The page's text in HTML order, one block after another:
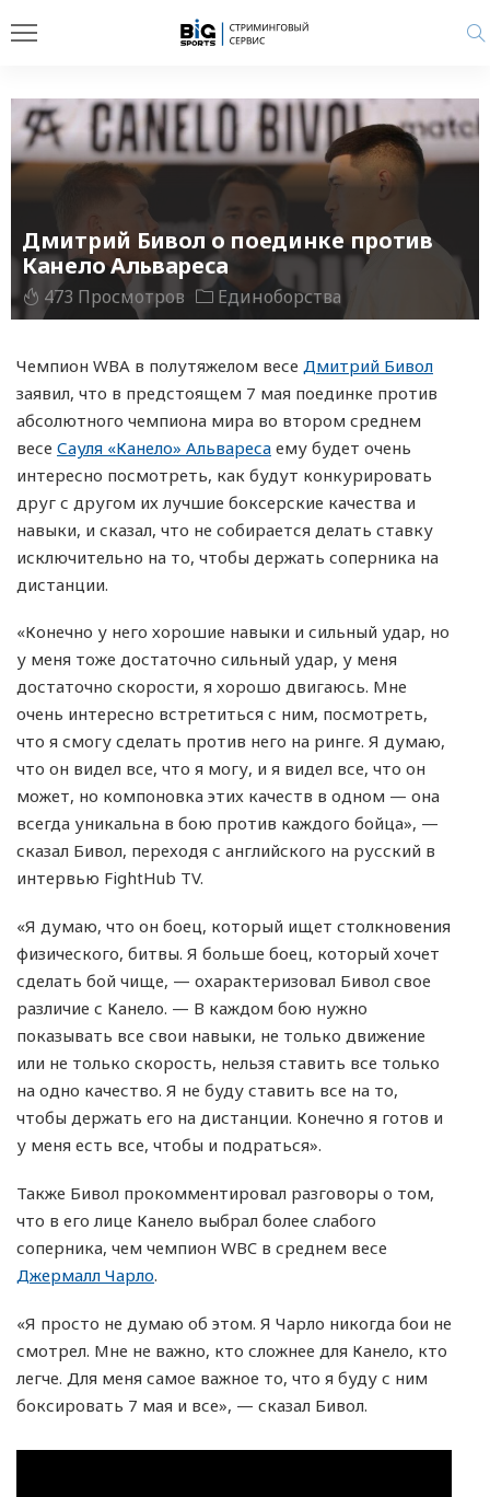
Дмитрий Бивол о поединке против
Канело Альвареса
473 Просмотров Единоборства
Чемпион WBA в полутяжелом весе Дмитрий Бивол
заявил, что в предстоящем 7 мая поединке против
абсолютного чемпиона мира во втором среднем
весе Сауля «Канело» Альвареса ему будет очень
интересно посмотреть, как будут конкурировать
друг с другом их лучшие боксерские качества и
навыки, и сказал, что не собирается делать ставку
исключительно на то, чтобы держать соперника на
дистанции.
«Конечно у него хорошие навыки и сильный удар, но
у меня тоже достаточно сильный удар, у меня
достаточно скорости, я хорошо двигаюсь. Мне
очень интересно встретиться с ним, посмотреть,
что я смогу сделать против него на ринге. Я думаю,
что он видел все, что я могу, и я видел все, что он
может, но компоновка этих качеств в одном — она
всегда уникальна в бою против каждого бойца», —
сказал Бивол, переходя с английского на русский в
интервью FightHub TV.
«Я думаю, что он боец, который ищет столкновения
физического, битвы. Я больше боец, который хочет
сделать бой чище, — охарактеризовал Бивол свое
различие с Канело. — В каждом бою нужно
показывать все свои навыки, не только движение
или не только скорость, нельзя ставить все только
на одно качество. Я не буду ставить все на то,
чтобы держать его на дистанции. Конечно я готов и
у меня есть все, чтобы и подраться».
Также Бивол прокомментировал разговоры о том,
что в его лице Канело выбрал более слабого
соперника, чем чемпион WBC в среднем весе
Джермалл Чарло.
«Я просто не думаю об этом. Я Чарло никогда бои не
смотрел. Мне не важно, кто сложнее для Канело, кто
легче. Для меня самое важное то, что я буду с ним
боксировать 7 мая и все», — сказал Бивол.